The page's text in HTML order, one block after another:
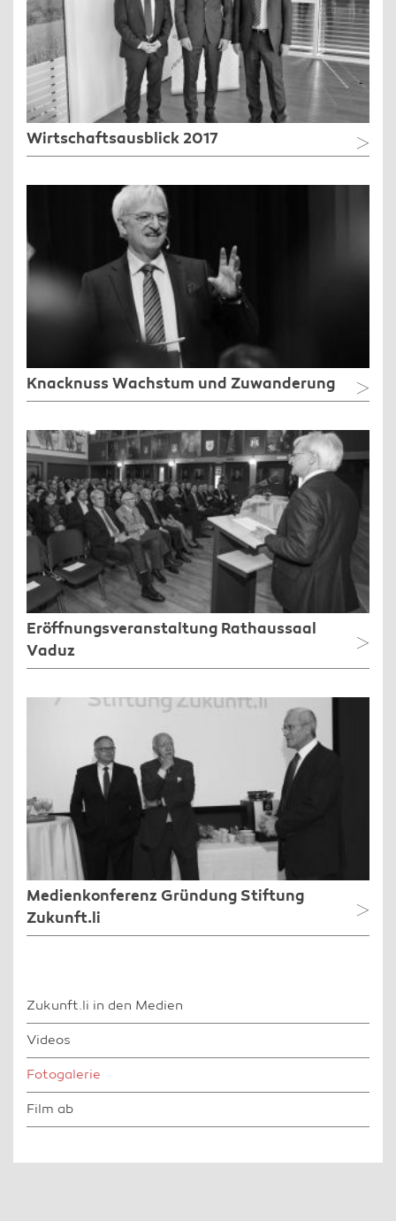
Wirtschaftsausblick 2017
Knacknuss Wachstum und Zuwanderung
Eröffnungsveranstaltung Rathaussaal
Vaduz
Medienkonferenz Gründung Stiftung
Zukunft.li
Zukunft.li in den Medien
Videos
Fotogalerie
Film ab